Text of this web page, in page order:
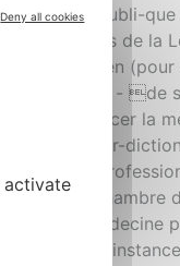
la santé publi-
des Pays de la
d’un praticien (pour
décision. - de
d’exercer la
de l’inter-
du secret
de la Chambre
la médecine
première
Deny all cookies
activate